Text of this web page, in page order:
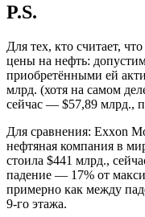
P.S.
Для тех, кто считает,
цены на нефть:
приобретёнными ей
млрд. (хотя на самом
сейчас — $57,89 млрд.,
Для сравнения: Exxon
нефтяная компания в
стоила $441 млрд.,
падение — 17% от
примерно как между
9-го этажа.